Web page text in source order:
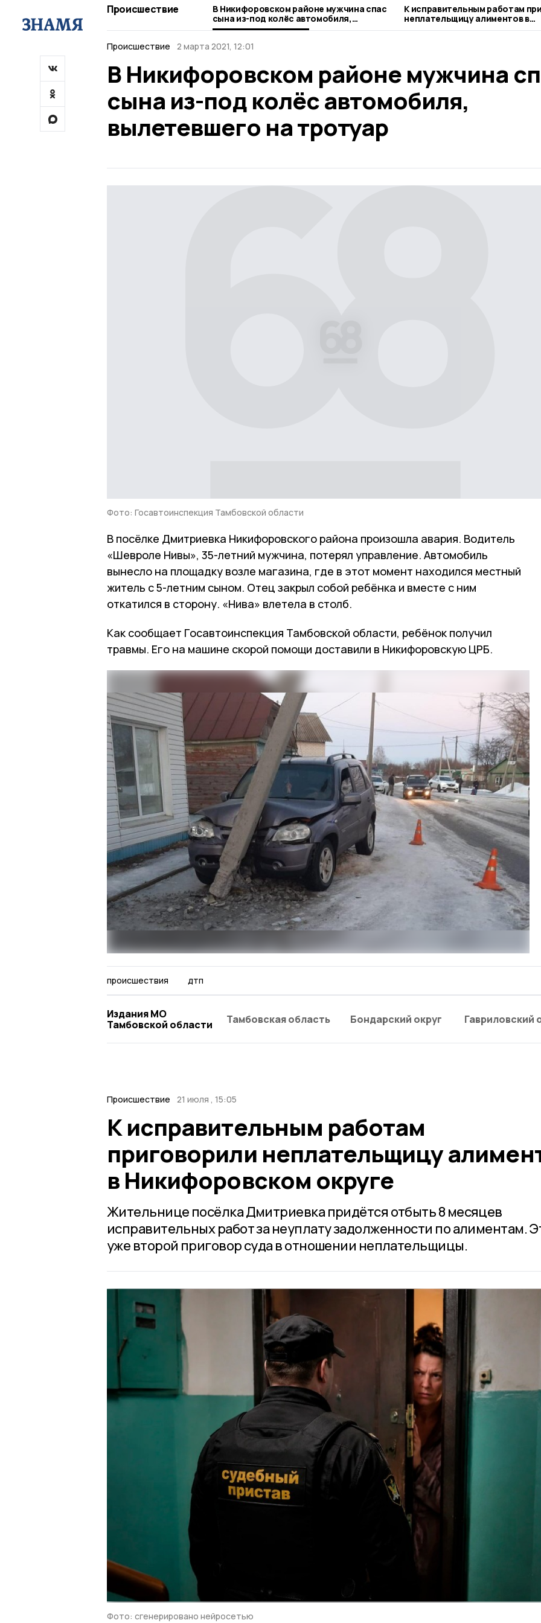
Происшествие
В Никифоровском районе мужчина спас
сына из-под колёс автомобиля,
вылетевшего на тротуар
К исправительным работам
неплательщицу алиментов в
Никифоровском округе
Происшествие 2 марта 2021, 12:01
В Никифоровском районе мужчина
сына из-под колёс автомобиля,
вылетевшего на тротуар
Фото: Госавтоинспекция Тамбовской области
В посёлке Дмитриевка Никифоровского района произошла авария. Водитель
«Шевроле Нивы», 35-летний мужчина, потерял управление. Автомобиль
вынесло на площадку возле магазина, где в этот момент находился местный
житель с 5-летним сыном. Отец закрыл собой ребёнка и вместе с ним
откатился в сторону. «Нива» влетела в столб.
Как сообщает Госавтоинспекция Тамбовской области, ребёнок получил
травмы. Его на машине скорой помощи доставили в Никифоровскую ЦРБ.
происшествия дтп
Издания МО
Тамбовской области
Тамбовская область Бондарский округ Гавриловский
Происшествие 21 июля , 15:05
К исправительным работам
приговорили неплательщицу
в Никифоровском округе
Жительнице посёлка Дмитриевка придётся отбыть 8 месяцев
исправительных работ за неуплату задолженности по алиментам.
уже второй приговор суда в отношении неплательщицы.
Фото: сгенерировано нейросетью